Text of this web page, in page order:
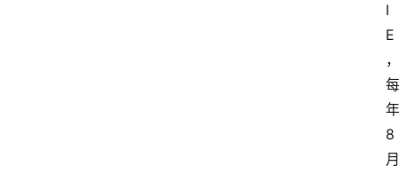
I
E
，
每
年
8
月